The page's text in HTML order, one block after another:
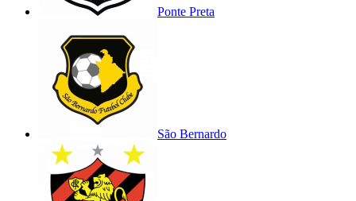
Ponte Preta
São Bernardo